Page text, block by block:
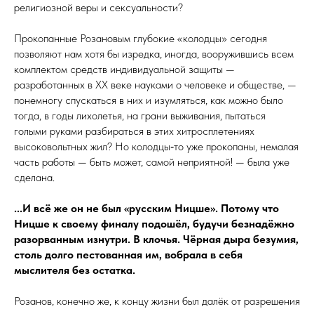
религиозной веры и сексуальности?
Прокопанные Розановым глубокие «колодцы» сегодня
позволяют нам хотя бы изредка, иногда, вооружившись всем
комплектом средств индивидуальной защиты —
разработанных в XX веке науками о человеке и обществе, —
понемногу спускаться в них и изумляться, как можно было
тогда, в годы лихо­летья, на грани выживания, пытаться
голыми руками разбираться в этих хитросплетениях
высоковольтных жил? Но колодцы‑то уже прокопаны, немалая
часть работы — быть может, самой неприятной! — была уже
сделана.
...И всё же он не был «русским Ницше». Потому что
Ницше к своему финалу подошёл, будучи безнадёжно
разорванным изнутри. В клочья. Чёрная дыра безумия,
столь долго пестованная им, вобрала в себя
мыслителя без остатка.
Розанов, конечно же, к концу жизни был далёк от разрешения